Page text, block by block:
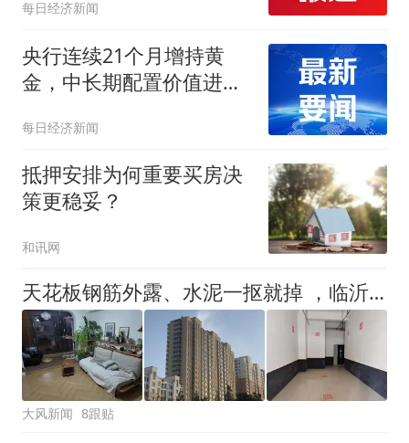
每日经济新闻
央行连续21个月增持黄
金，中长期配置价值进一
每日经济新闻
抵押安排为何重要买房决
策更稳妥？
和讯网
天花板钢筋外露、水泥一抠就掉 ，临沂一安置楼交房半年即被鉴定存安全隐患；楼体至今未加固，仍有居民常住
大风新闻 8跟贴